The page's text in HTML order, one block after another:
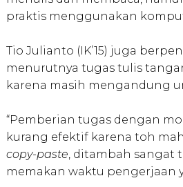
praktis menggunakan
Tio Julianto (IK’15) juga
menurutnya tugas tulis
karena masih mengandung
“Pemberian tugas dengan
kurang efektif karena toh
copy-paste, ditambah sangat
memakan waktu pengerjaan